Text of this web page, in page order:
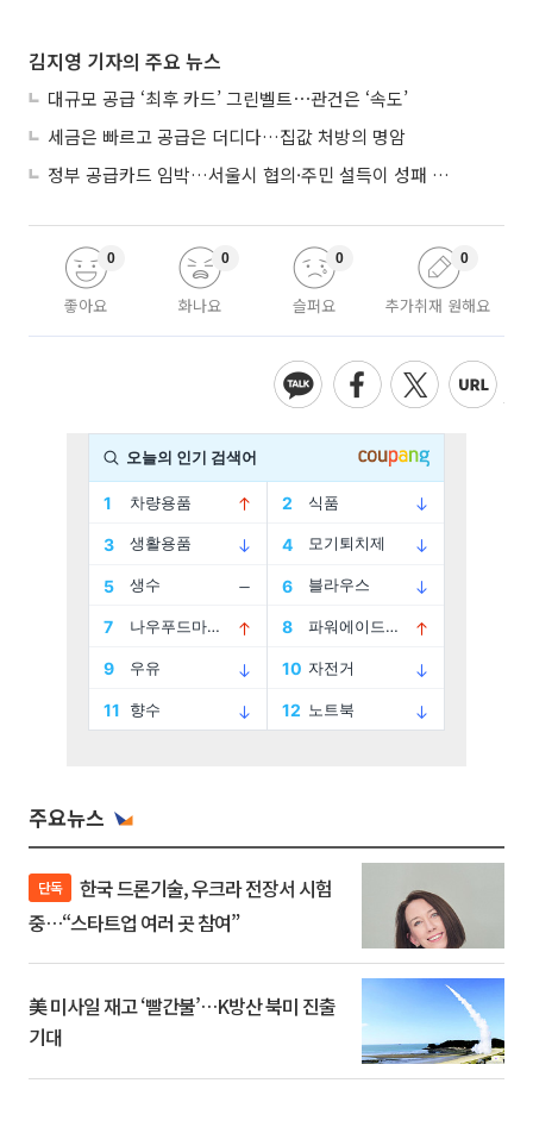
김지영 기자의 주요 뉴스
대규모 공급 ‘최후 카드’ 그린벨트⋯관건은 ‘속도’
세금은 빠르고 공급은 더디다…집값 처방의 명암
정부 공급카드 임박…서울시 협의·주민 설득이 성패 가른다
좋아요
0
화나요
0
슬퍼요
0
추가취재 원해요
0
주요뉴스
단독
중…“스타트업 여러 곳 참여”
美 미사일 재고 ‘빨간불’…K방산 북미 진출
기대